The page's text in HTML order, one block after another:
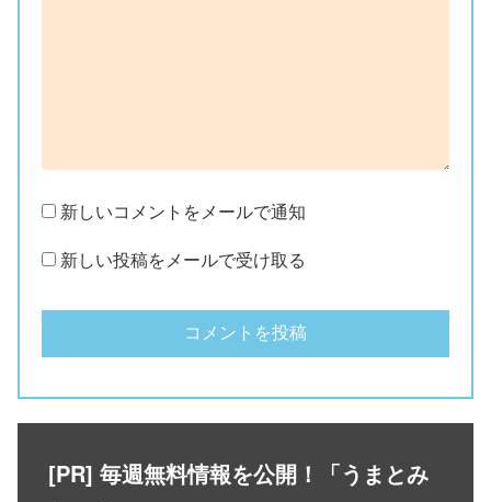
新しいコメントをメールで通知
新しい投稿をメールで受け取る
[PR] 毎週無料情報を公開！「うまとみ